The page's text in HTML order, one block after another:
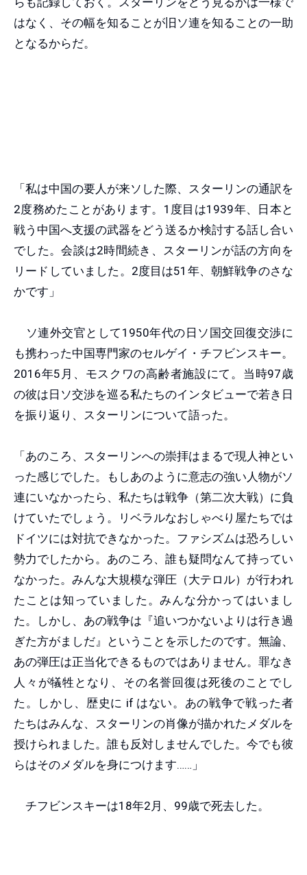
はなく、その幅を知ることが旧ソ連を知ることの一助
となるからだ。
「私は中国の要人が来ソした際、スターリンの通訳を
2度務めたことがあります。1度目は1939年、日本と
戦う中国へ支援の武器をどう送るか検討する話し合い
でした。会談は2時間続き、スターリンが話の方向を
リードしていました。2度目は51年、朝鮮戦争のさな
かです」
ソ連外交官として1950年代の日ソ国交回復交渉に
も携わった中国専門家のセルゲイ・チフビンスキー。
2016年5月、モスクワの高齢者施設にて。当時97歳
の彼は日ソ交渉を巡る私たちのインタビューで若き日
を振り返り、スターリンについて語った。
「あのころ、スターリンへの崇拝はまるで現人神とい
った感じでした。もしあのように意志の強い人物がソ
連にいなかったら、私たちは戦争（第二次大戦）に負
けていたでしょう。リベラルなおしゃべり屋たちでは
ドイツには対抗できなかった。ファシズムは恐ろしい
勢力でしたから。あのころ、誰も疑問なんて持ってい
なかった。みんな大規模な弾圧（大テロル）が行われ
たことは知っていました。みんな分かってはいまし
た。しかし、あの戦争は『追いつかないよりは行き過
ぎた方がましだ』ということを示したのです。無論、
あの弾圧は正当化できるものではありません。罪なき
人々が犠牲となり、その名誉回復は死後のことでし
た。しかし、歴史に if はない。あの戦争で戦った者
たちはみんな、スターリンの肖像が描かれたメダルを
授けられました。誰も反対しませんでした。今でも彼
らはそのメダルを身につけます……」
チフビンスキーは18年2月、99歳で死去した。